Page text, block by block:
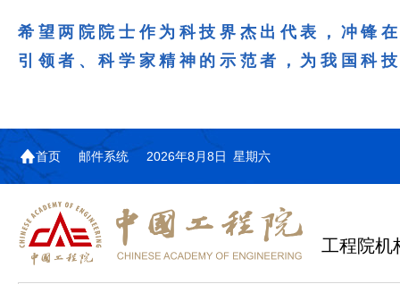
希望两院院士作为科技界杰出代表，冲锋
引领者、科学家精神的示范者，为我国科
首页 邮件系统 2026年8月8日 星期六
工程院机